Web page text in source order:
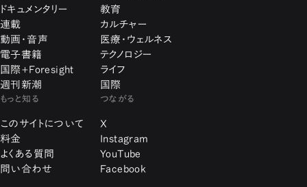
ドキュメンタリー
連載
動画・音声
電子書籍
国際+Foresight
週刊新潮
教育
カルチャー
医療・ウェルネス
テクノロジー
ライフ
国際
もっと知る
このサイトについて
料金
よくある質問
問い合わせ
つながる
X
Instagram
YouTube
Facebook